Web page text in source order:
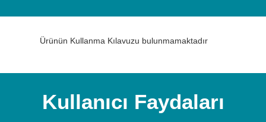
Ürünün Kullanma Kılavuzu bulunmamaktadır
Kullanıcı Faydaları